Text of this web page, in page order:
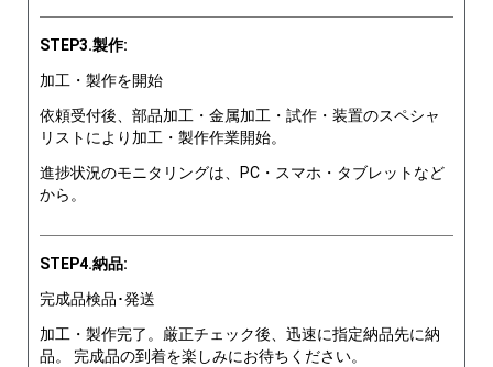
STEP3.製作:
加工・製作を開始
依頼受付後、部品加工・金属加工・試作・装置のスペシャ
リストにより加工・製作作業開始。
進捗状況のモニタリングは、PC・スマホ・タブレットなど
から。
STEP4.納品:
完成品検品･発送
加工・製作完了。厳正チェック後、迅速に指定納品先に納
品。 完成品の到着を楽しみにお待ちください。